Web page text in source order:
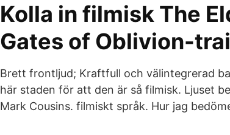
Kolla in filmisk The
Gates of Oblivion-
Brett frontljud; Kraftfull och välintegrerad
här staden för att den är så filmisk. Ljuset
Mark Cousins. filmiskt språk. Hur jag